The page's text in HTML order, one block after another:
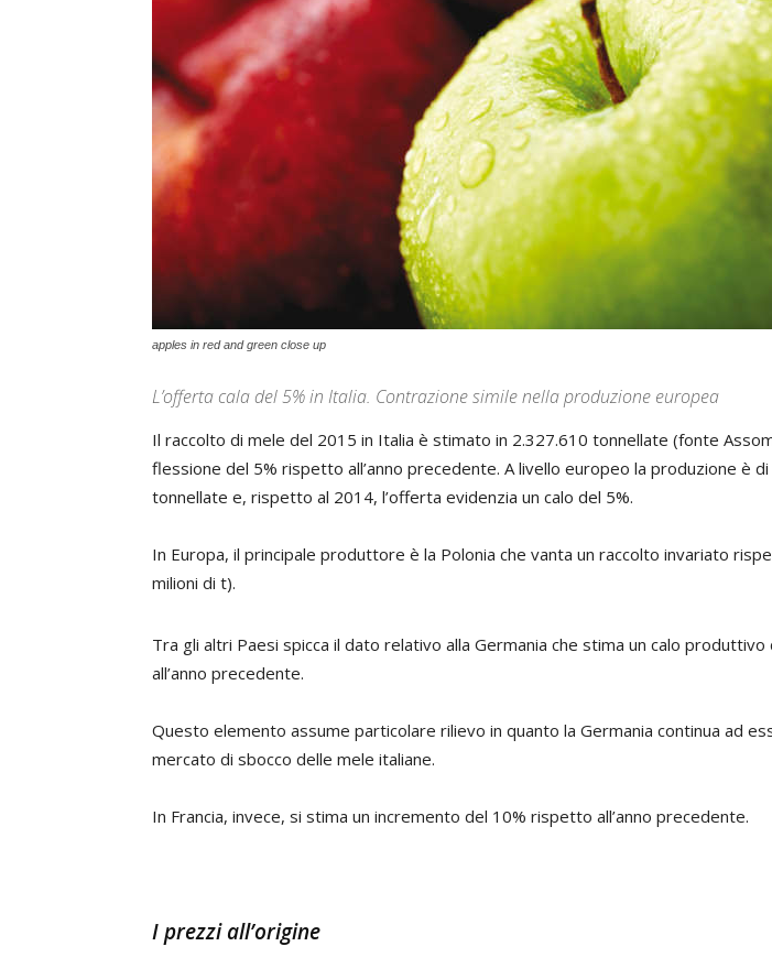
apples in red and green close up
L’offerta cala del 5% in Italia. Contrazione simile nella produzione europea
Il raccolto di mele del 2015 in Italia è stimato in 2.327.610 tonnellate (fonte
flessione del 5% rispetto all’anno precedente. A livello europeo la produzione è di
tonnellate e, rispetto al 2014, l’offerta evidenzia un calo del 5%.
In Europa, il principale produttore è la Polonia che vanta un raccolto invariato
milioni di t).
Tra gli altri Paesi spicca il dato relativo alla Germania che stima un calo
all’anno precedente.
Questo elemento assume particolare rilievo in quanto la Germania continua ad
mercato di sbocco delle mele italiane.
In Francia, invece, si stima un incremento del 10% rispetto all’anno precedente.
I prezzi all’origine